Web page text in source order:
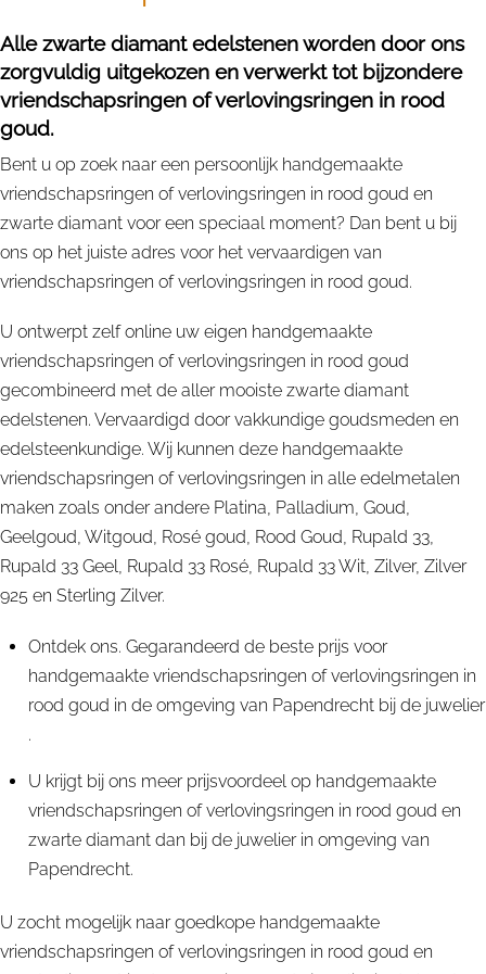
Alle zwarte diamant edelstenen worden door ons
zorgvuldig uitgekozen en verwerkt tot bijzondere
vriendschapsringen of verlovingsringen in rood
goud.
Bent u op zoek naar een persoonlijk handgemaakte
vriendschapsringen of verlovingsringen in rood goud en
zwarte diamant voor een speciaal moment? Dan bent u bij
ons op het juiste adres voor het vervaardigen van
vriendschapsringen of verlovingsringen in rood goud.
U ontwerpt zelf online uw eigen handgemaakte
vriendschapsringen of verlovingsringen in rood goud
gecombineerd met de aller mooiste zwarte diamant
edelstenen. Vervaardigd door vakkundige goudsmeden en
edelsteenkundige. Wij kunnen deze handgemaakte
vriendschapsringen of verlovingsringen in alle edelmetalen
maken zoals onder andere Platina, Palladium, Goud,
Geelgoud, Witgoud, Rosé goud, Rood Goud, Rupald 33,
Rupald 33 Geel, Rupald 33 Rosé, Rupald 33 Wit, Zilver, Zilver
925 en Sterling Zilver.
Ontdek ons. Gegarandeerd de beste prijs voor
handgemaakte vriendschapsringen of verlovingsringen in
rood goud in de omgeving van Papendrecht bij de juwelier
.
U krijgt bij ons meer prijsvoordeel op handgemaakte
vriendschapsringen of verlovingsringen in rood goud en
zwarte diamant dan bij de juwelier in omgeving van
Papendrecht.
U zocht mogelijk naar goedkope handgemaakte
vriendschapsringen of verlovingsringen in rood goud en